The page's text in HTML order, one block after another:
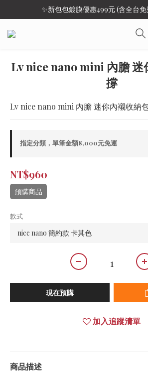
✨新包包鍍膜優惠499元 (含全台
Lv nice nano mini 內膽 迷
撐
Lv nice nano mini 內膽 迷你內襯收納
指定分類，單筆金額8,000元免運
NT$960
預購商品
款式
現在預購
加入追蹤清單
商品描述